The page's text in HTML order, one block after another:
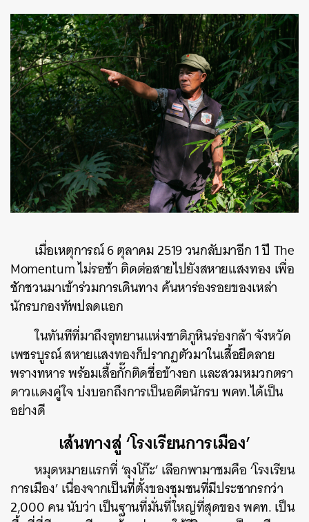
เมื่อเหตุการณ์ 6 ตุลาคม 2519 วนกลับมาอีก 1 ปี The
Momentum ไม่รอช้า ติดต่อสายไปยังสหายแสงทอง เพื่อ
ชักชวนมาเข้าร่วมการเดินทาง ค้นหาร่องรอยของเหล่า
นักรบกองทัพปลดแอก
ในทันทีที่มาถึงอุทยานแห่งชาติภูหินร่องกล้า จังหวัด
เพชรบูรณ์ สหายแสงทองก็ปรากฏตัวมาในเสื้อยืดลาย
พรางทหาร พร้อมเสื้อกั๊กติดชื่อข้างอก และสวมหมวกตรา
ดาวแดงคู่ใจ บ่งบอกถึงการเป็นอดีตนักรบ พคท.ได้เป็น
อย่างดี
เส้นทางสู่ ‘โรงเรียนการเมือง’
หมุดหมายแรกที่ ‘ลุงโก๊ะ’ เลือกพามาชมคือ ‘โรงเรียน
การเมือง’ เนื่องจากเป็นที่ตั้งของชุมชนที่มีประชากรกว่า
2,000 คน นับว่า เป็นฐานที่มั่นที่ใหญ่ที่สุดของ พคท. เป็น